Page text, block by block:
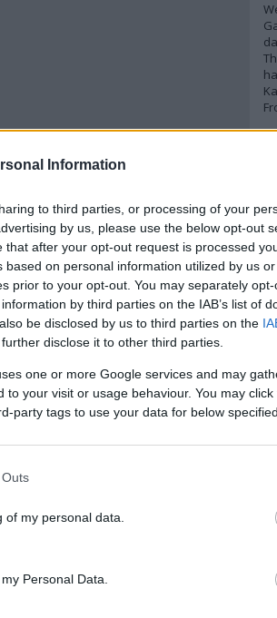
Information
to third parties, or processing of your
by us, please use the below opt-out
after your opt-out request is processed
on personal information utilized by us
prior to your opt-out. You may separately
by third parties on the IAB’s list of
be disclosed by us to third parties on the
disclose it to other third parties.
one or more Google services and may
to your visit or usage behaviour. You may
party tags to use your data for below
my personal data.
Personal Data.